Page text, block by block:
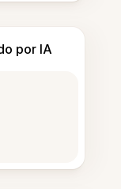
por IA